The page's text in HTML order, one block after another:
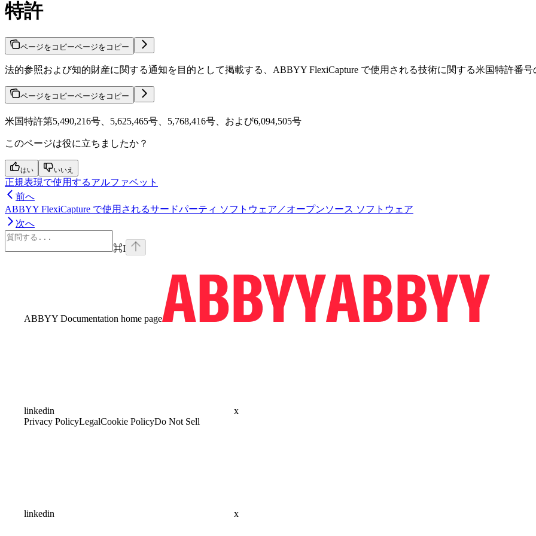
特許
ページをコピーページをコピー
法的参照および知的財産に関する通知を目的として掲載する、ABBYY FlexiCapture で使用される技術に関する米国特許番号
ページをコピーページをコピー
米国特許第5,490,216号、5,625,465号、5,768,416号、および6,094,505号
このページは役に立ちましたか？
はい いいえ
正規表現で使用するアルファベット
前へ
ABBYY FlexiCapture で使用されるサードパーティ ソフトウェア／オープンソース ソフトウェア
次へ
⌘I
ABBYY Documentation home page
linkedin
x
Privacy PolicyLegalCookie PolicyDo Not Sell
linkedin x